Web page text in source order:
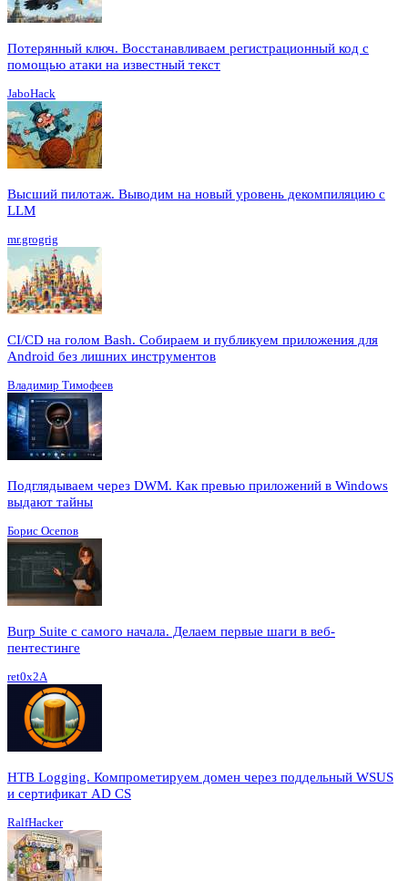
Потерянный ключ. Восстанавливаем регистрационный код с
помощью атаки на известный текст
JaboHack
Высший пилотаж. Выводим на новый уровень декомпиляцию с
LLM
mr.grogrig
CI/CD на голом Bash. Собираем и публикуем приложения для
Android без лишних инструментов
Владимир Тимофеев
Подглядываем через DWM. Как превью приложений в Windows
выдают тайны
Борис Осепов
Burp Suite с самого начала. Делаем первые шаги в веб-
пентестинге
ret0x2A
HTB Logging. Компрометируем домен через поддельный WSUS
и сертификат AD CS
RalfHacker